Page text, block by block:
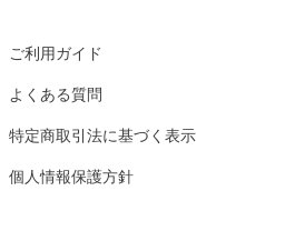
ご利用ガイド
よくある質問
特定商取引法に基づく表示
個人情報保護方針